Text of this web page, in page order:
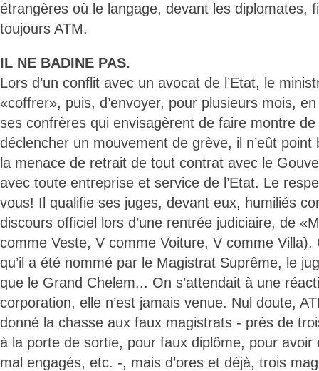
étrangères où le langage, devant les diplomates,
toujours ATM.
IL NE BADINE PAS.
Lors d’un conflit avec un avocat de l’Etat, le
«coffrer», puis, d’envoyer, pour plusieurs mois,
ses confrères qui envisagèrent de faire montre
déclencher un mouvement de grève, il n’eût
la menace de retrait de tout contrat avec le
avec toute entreprise et service de l’Etat. Le
vous! Il qualifie ses juges, devant eux, humiliés
discours officiel lors d’une rentrée judiciaire, de
comme Veste, V comme Voiture, V comme Villa).
qu’il a été nommé par le Magistrat Suprême, le
que le Grand Chelem... On s’attendait à une
corporation, elle n’est jamais venue. Nul doute,
donné la chasse aux faux magistrats - près de
à la porte de sortie, pour faux diplôme, pour avoir
mal engagés, etc. -, mais d’ores et déjà, trois